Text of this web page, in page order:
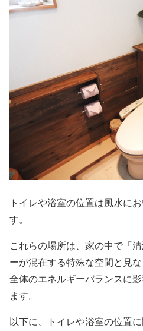
トイレや浴室の位置は風水に
す。
これらの場所は、家の中で「
ーが混在する特殊な空間と見
全体のエネルギーバランスに
ます。
以下に、トイレや浴室の位置